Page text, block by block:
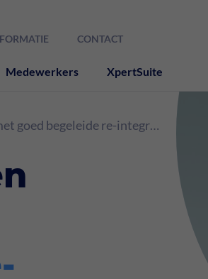
CONTACT
Medewerkers XpertSuite
begeleide re-integratie | HCS